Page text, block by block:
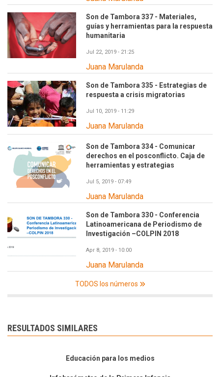
Son de Tambora 337 - Materiales,
guías y herramientas para la respuesta
humanitaria
Jul 22, 2019 - 21:25
Juana Marulanda
Son de Tambora 335 - Estrategias de
respuesta a crisis migratorias
Jul 10, 2019 - 11:29
Juana Marulanda
Son de Tambora 334 - Comunicar
derechos en el posconflicto. Caja de
herramientas y estrategias
Jul 5, 2019 - 07:49
Juana Marulanda
Son de Tambora 330 - Conferencia
Latinoamericana de Periodismo de
Investigación –COLPIN 2018
Apr 8, 2019 - 10:00
Juana Marulanda
TODOS los números
RESULTADOS SIMILARES
Educación para los medios